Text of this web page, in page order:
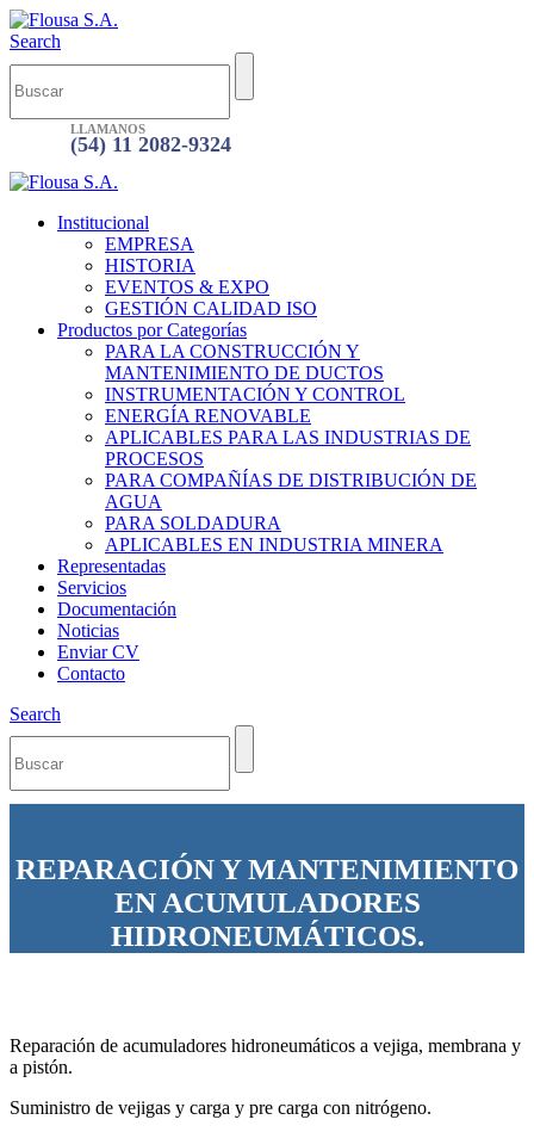
Search
LLAMANOS
(54) 11 2082-9324
Institucional
EMPRESA
HISTORIA
EVENTOS & EXPO
GESTIÓN CALIDAD ISO
Productos por Categorías
PARA LA CONSTRUCCIÓN Y
MANTENIMIENTO DE DUCTOS
INSTRUMENTACIÓN Y CONTROL
ENERGÍA RENOVABLE
APLICABLES PARA LAS INDUSTRIAS DE
PROCESOS
PARA COMPAÑÍAS DE DISTRIBUCIÓN DE
AGUA
PARA SOLDADURA
APLICABLES EN INDUSTRIA MINERA
Representadas
Servicios
Documentación
Noticias
Enviar CV
Contacto
Search
REPARACIÓN Y MANTENIMIENTO
EN ACUMULADORES
HIDRONEUMÁTICOS.
Reparación de acumuladores hidroneumáticos a vejiga, membrana y
a pistón.
Suministro de vejigas y carga y pre carga con nitrógeno.